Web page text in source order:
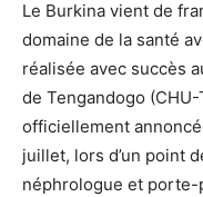
Le Burkina vient de
domaine de la santé
réalisée avec succès
de Tengandogo
officiellement
juillet, lors d’un point
néphrologue et porte-